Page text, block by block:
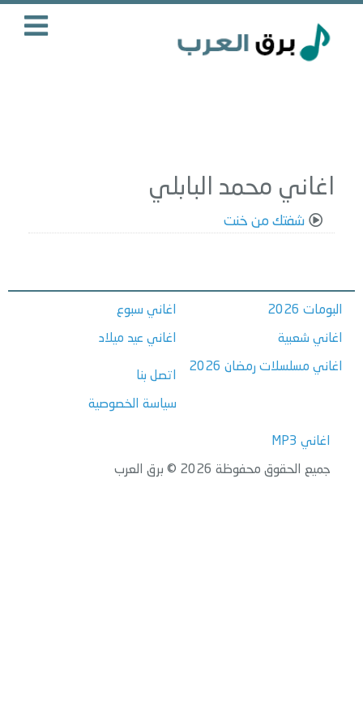
اغاني محمد البابلي
شفتك من خنت
البومات 2026
اغاني شعبية
اغاني مسلسلات رمضان 2026
اغاني سبوع
اغاني عيد ميلاد
اتصل بنا
سياسة الخصوصية
اغاني MP3
جميع الحقوق محفوظة 2026 © برق العرب